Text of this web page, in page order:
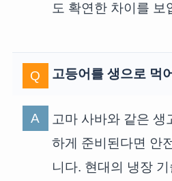
도 확연한 차이를 보
고등어를 생으로 먹
고마 사바와 같은 생
하게 준비된다면 안
니다. 현대의 냉장